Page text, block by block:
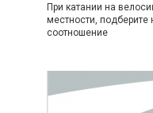
При катании на
местности,
соотношение